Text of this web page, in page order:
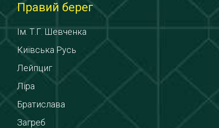
Правий берег
Ім. Т.Г. Шевченка
Київська Русь
Лейпциг
Ліра
Братислава
Загреб